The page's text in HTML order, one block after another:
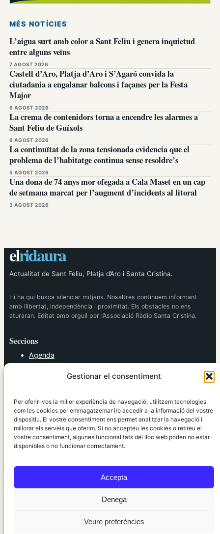
Gestionar el consentiment
Per oferir-vos la millor experiència de navegació, utilitzem tecnologies
com les cookies per emmagatzemar i/o accedir a la informació del vostre
dispositiu. El vostre consentiment ens permet analitzar la navegació i
millorar els serveis que oferim. Si no accepteu les cookies o retireu el
vostre consentiment, algunes funcionalitats del lloc web poden no estar
disponibles o no funcionar correctament.
Accepta
Denega
Veure preferències
MÉS NOTÍCIES
L’aigua surt amb color a Sant Feliu i genera inquietud
entre alguns veïns
7 AGOST 2026
Castell d’Aro, Platja d’Aro i S’Agaró convida la
ciutadania a engalanar balcons i façanes per la Festa
Major
6 AGOST 2026
La crema de contenidors torna a encendre les alarmes a
Sant Feliu de Guíxols
6 AGOST 2026
La continuïtat de la zona tensionada evidencia que el
problema de l’habitatge continua sense resoldre’s
5 AGOST 2026
Una dona de 74 anys mor ofegada a Cala Maset en un cap
de setmana marcat per l’augment d’incidents al litoral
3 AGOST 2026
elridaura
Actualitat de Sant Feliu, Platja d’Aro i Santa Cristina.
Hi ha qui busca silenciar mitjans. Nosaltres continuem informant
amb llibertat, independència i proximitat. Els obstacles no ens
aturaran. Editat amb orgull per l’Associació Ràdio Santa Cristina.
Seccions
Agenda
Cultura
Política
Societat
Tendències
elRidaura.com